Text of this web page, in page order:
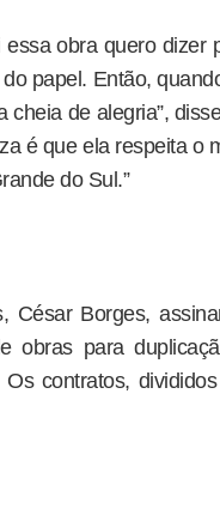
obra quero dizer
papel. Então,
de alegria”,
é que ela respeita o
do Sul.”
César Borges,
obras para
contratos,